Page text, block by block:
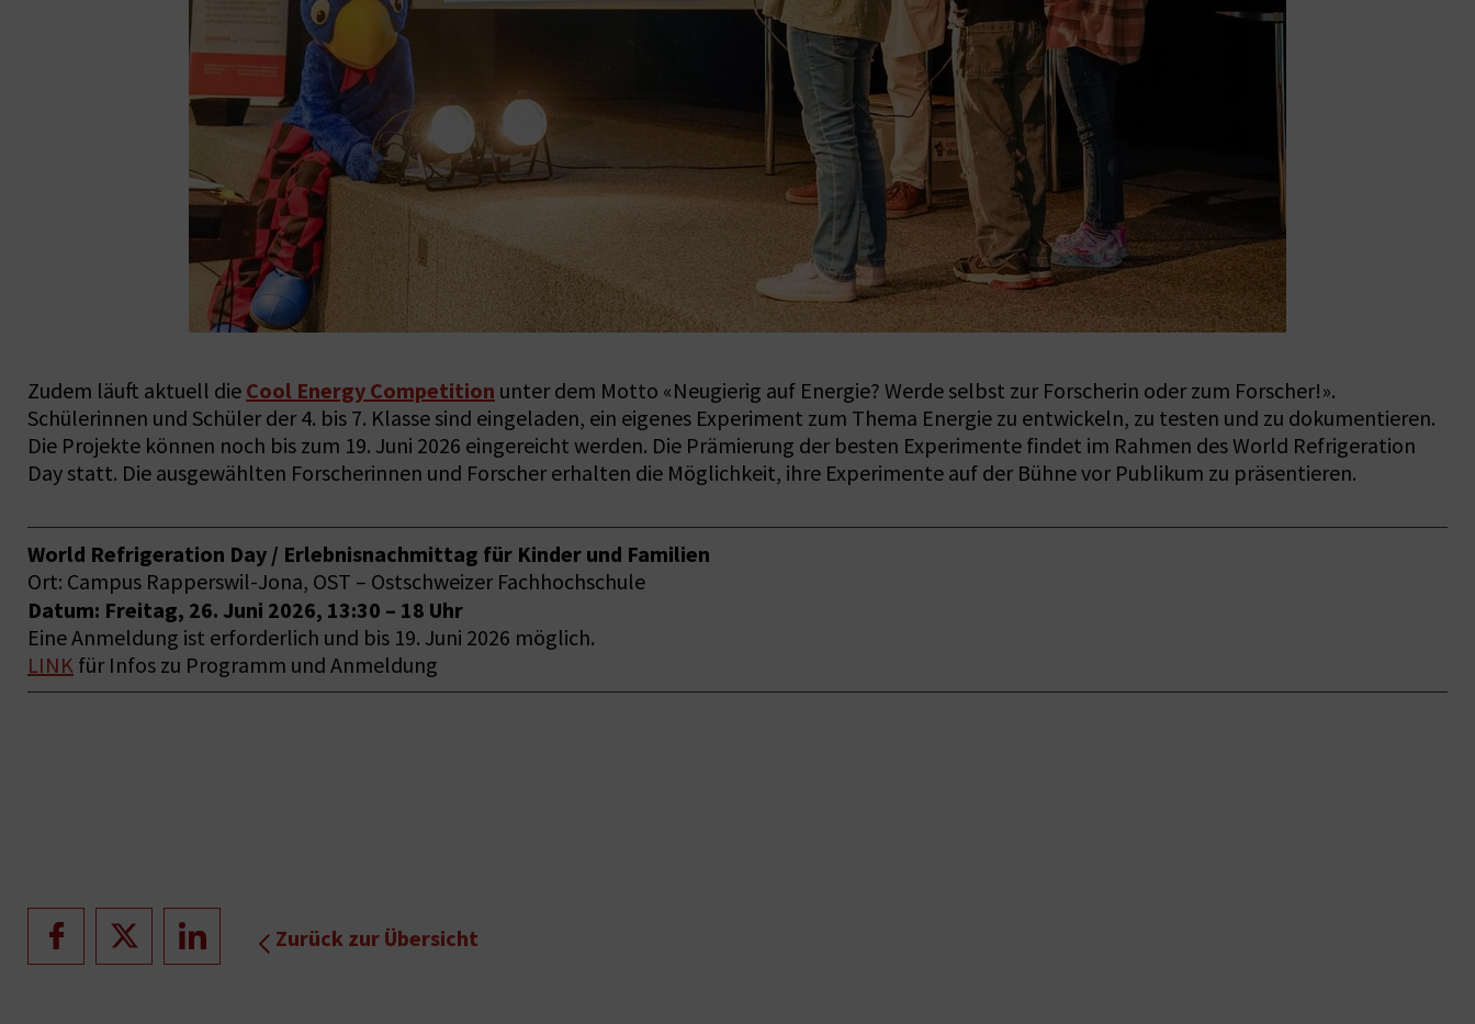
Zudem läuft aktuell die Cool Energy Competition unter dem Motto «Neugierig auf Energie? Werde selbst zur Forscherin oder zum Forscher!».
Schülerinnen und Schüler der 4. bis 7. Klasse sind eingeladen, ein eigenes Experiment zum Thema Energie zu entwickeln, zu testen und zu dokumentieren.
Die Projekte können noch bis zum 19. Juni 2026 eingereicht werden. Die Prämierung der besten Experimente findet im Rahmen des World Refrigeration
Day statt. Die ausgewählten Forscherinnen und Forscher erhalten die Möglichkeit, ihre Experimente auf der Bühne vor Publikum zu präsentieren.
World Refrigeration Day / Erlebnisnachmittag für Kinder und Familien
Ort: Campus Rapperswil-Jona, OST – Ostschweizer Fachhochschule
Datum: Freitag, 26. Juni 2026, 13:30 – 18 Uhr
Eine Anmeldung ist erforderlich und bis 19. Juni 2026 möglich.
LINK für Infos zu Programm und Anmeldung
Zurück zur Übersicht